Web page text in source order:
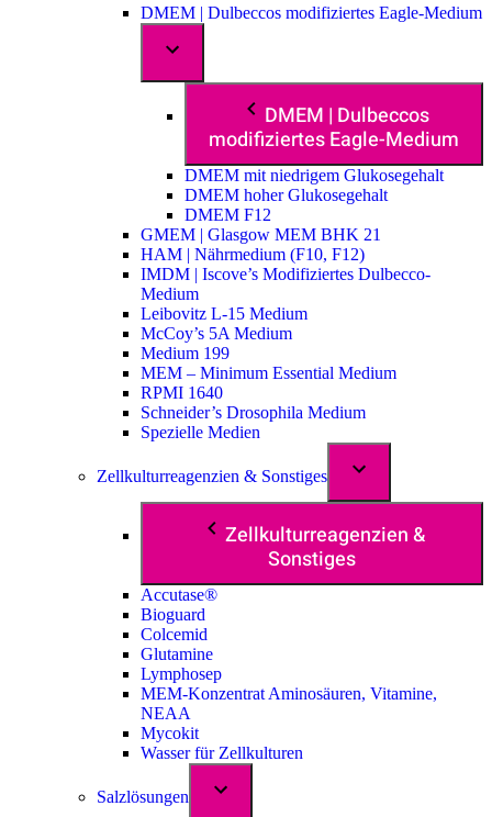
DMEM | Dulbeccos modifiziertes Eagle-Medium
DMEM | Dulbeccos
modifiziertes Eagle-Medium
DMEM mit niedrigem Glukosegehalt
DMEM hoher Glukosegehalt
DMEM F12
GMEM | Glasgow MEM BHK 21
HAM | Nährmedium (F10, F12)
IMDM | Iscove’s Modifiziertes Dulbecco-
Medium
Leibovitz L-15 Medium
McCoy’s 5A Medium
Medium 199
MEM – Minimum Essential Medium
RPMI 1640
Schneider’s Drosophila Medium
Spezielle Medien
Zellkulturreagenzien & Sonstiges
Zellkulturreagenzien &
Sonstiges
Accutase®
Bioguard
Colcemid
Glutamine
Lymphosep
MEM-Konzentrat Aminosäuren, Vitamine,
NEAA
Mycokit
Wasser für Zellkulturen
Salzlösungen